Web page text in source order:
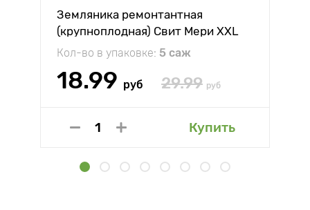
Земляника ремонтантная
(крупноплодная) Свит Мери XXL
Кол-во в упаковке: 5 саж
18.99 руб 29.99 руб
Купить